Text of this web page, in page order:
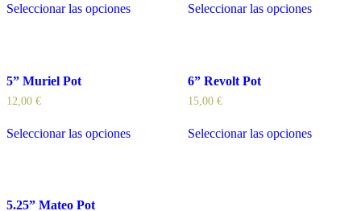
Seleccionar las opciones Seleccionar las opciones
5” Muriel Pot
12,00 €
Seleccionar las opciones
6” Revolt Pot
15,00 €
Seleccionar las opciones
5.25” Mateo Pot